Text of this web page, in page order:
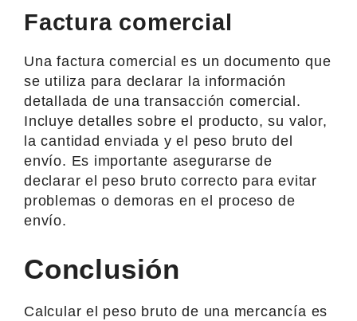
Factura comercial
Una factura comercial es un documento que
se utiliza para declarar la información
detallada de una transacción comercial.
Incluye detalles sobre el producto, su valor,
la cantidad enviada y el peso bruto del
envío. Es importante asegurarse de
declarar el peso bruto correcto para evitar
problemas o demoras en el proceso de
envío.
Conclusión
Calcular el peso bruto de una mercancía es